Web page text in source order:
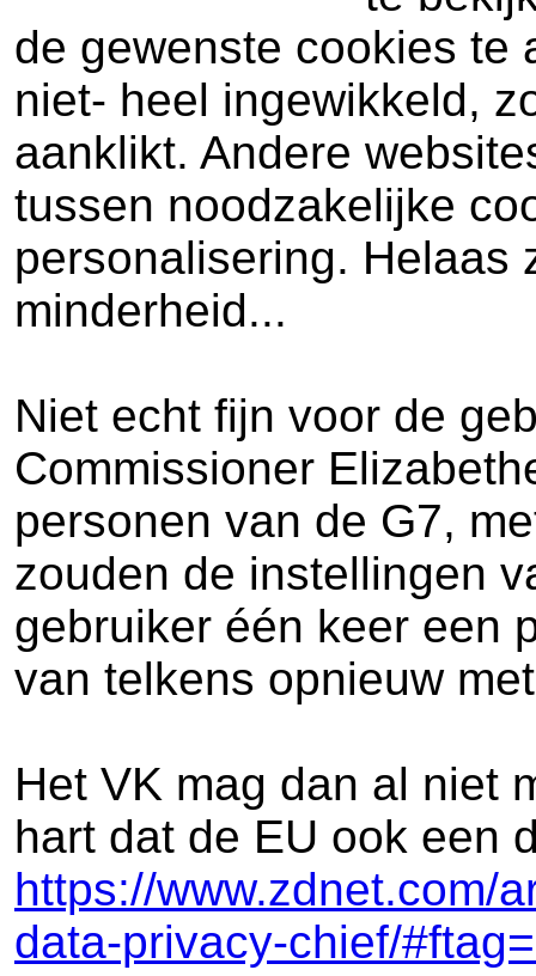
de gewenste cookies te
niet- heel ingewikkeld,
aanklikt. Andere
tussen noodzakelijke
personalisering. Helaas
minderheid...
Niet echt fijn voor de
Commissioner
personen van de G7,
zouden de instellingen
gebruiker één keer een
van telkens opnieuw
Het VK mag dan al niet
hart dat de EU ook een
https://www.zdnet.com/
data-privacy-chief/